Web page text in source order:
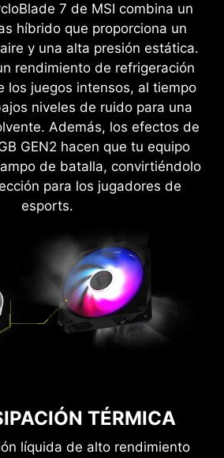
7 de MSI combina un
híbrido que proporciona un
y una alta presión estática.
rendimiento de refrigeración
los juegos intensos, al tiempo
niveles de ruido para una
Además, los efectos de
GEN2 hacen que tu equipo
de batalla, convirtiéndolo
para los jugadores de
esports.
TÉRMICA
líquida de alto rendimiento